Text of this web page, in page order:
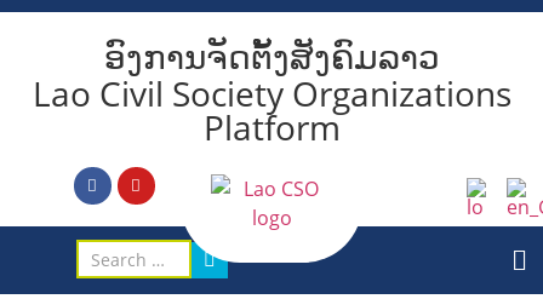
ອົງການຈັດຕັ້ງສັງຄົມລາວ
Lao Civil Society Organizations
Platform